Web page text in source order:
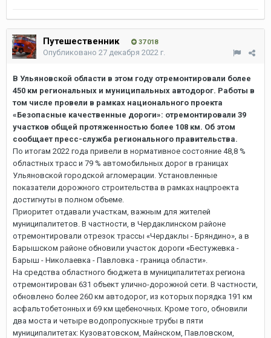
Путешественник 37 018
Опубликовано 27 декабря 2022 г.
В Ульяновской области в этом году отремонтировали более
450 км региональных и муниципальных автодорог. Работы в
том числе провели в рамках национального проекта
«Безопасные качественные дороги»: отремонтировали 39
участков общей протяженностью более 108 км. Об этом
сообщает пресс-служба регионального правительства.
По итогам 2022 года привели в нормативное состояние 48,8 %
областных трасс и 79 % автомобильных дорог в границах
Ульяновской городской агломерации. Установленные
показатели дорожного строительства в рамках нацпроекта
достигнуты в полном объеме.
Приоритет отдавали участкам, важным для жителей
муниципалитетов. В частности, в Чердаклинском районе
отремонтировали отрезок трассы «Чердаклы - Бряндино», а в
Барышском районе обновили участок дороги «Бестужевка -
Барыш - Николаевка - Павловка - граница области».
На средства областного бюджета в муниципалитетах региона
отремонтирован 631 объект улично-дорожной сети. В частности,
обновлено более 260 км автодорог, из которых порядка 191 км
асфальтобетонных и 69 км щебеночных. Кроме того, обновили
два моста и четыре водопропускные трубы в пяти
муниципалитетах: Кузоватовском, Майнском, Павловском,